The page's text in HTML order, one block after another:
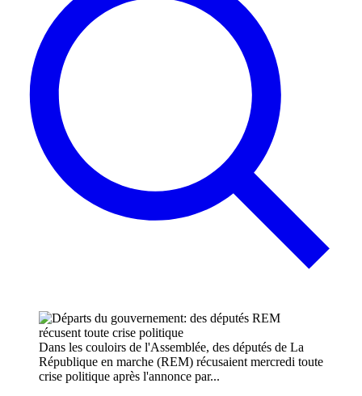
Dans les couloirs de l'Assemblée, des députés de La
République en marche (REM) récusaient mercredi toute
crise politique après l'annonce par...